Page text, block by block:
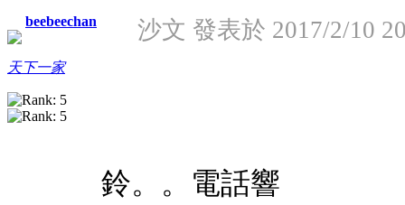
beebeechan
天下一家
沙文 發表於 2017/2/10
鈴。。電話響